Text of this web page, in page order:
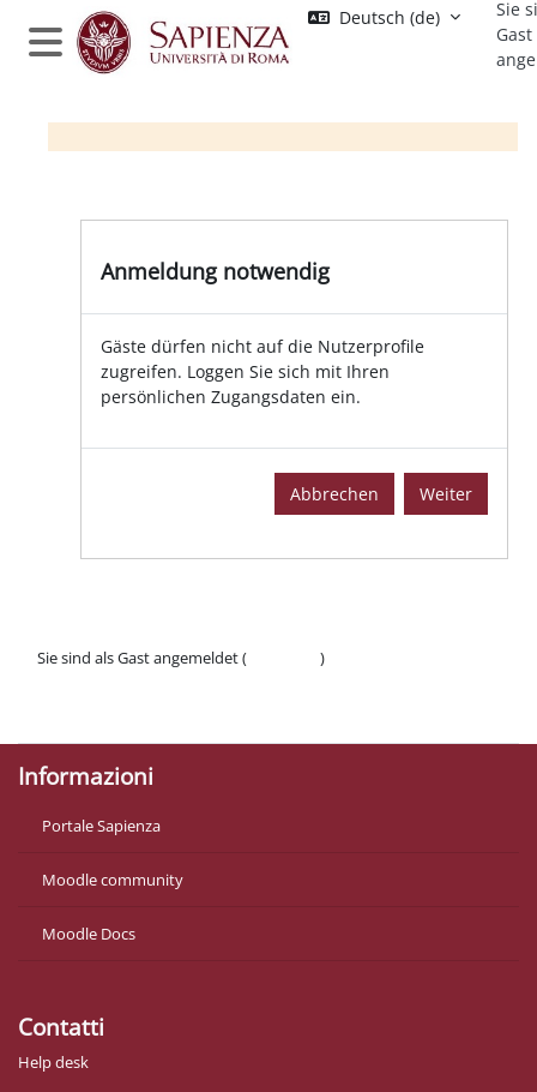
Zum Hauptinhalt
Website-Übersicht
Deutsch ‎(de)‎
Sie
Gast
Anmeldung notwendig
Gäste dürfen nicht auf die Nutzerprofile
zugreifen. Loggen Sie sich mit Ihren
persönlichen Zugangsdaten ein.
Abbrechen Weiter
Sie sind als Gast angemeldet (
)
Informazioni
Portale Sapienza
Moodle community
Moodle Docs
Contatti
Help desk